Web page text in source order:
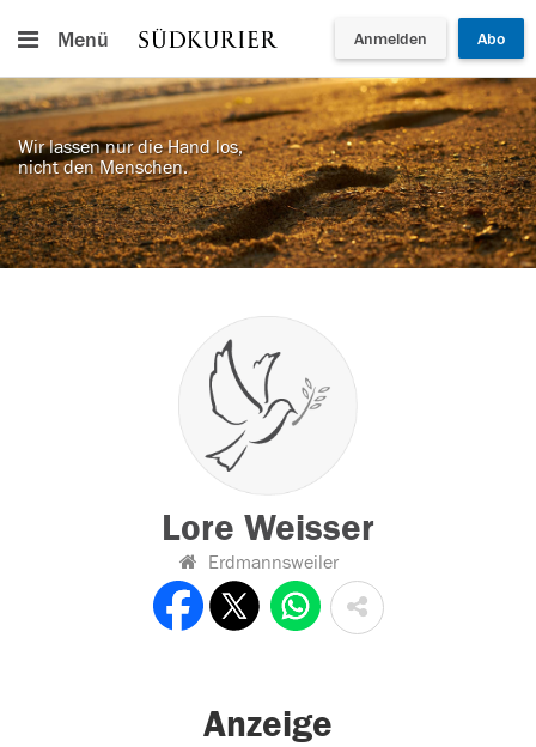
Menü Anmelden Abo
Wir lassen nur die Hand los,
nicht den Menschen.
Lore Weisser
Erdmannsweiler
Anzeige